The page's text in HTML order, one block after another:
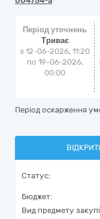
Період уточнень
Триває
з 12-06-2026, 11:20
по 19-06-2026,
00:00
Період оскарження
Статус:
Бюджет:
Вид предмету